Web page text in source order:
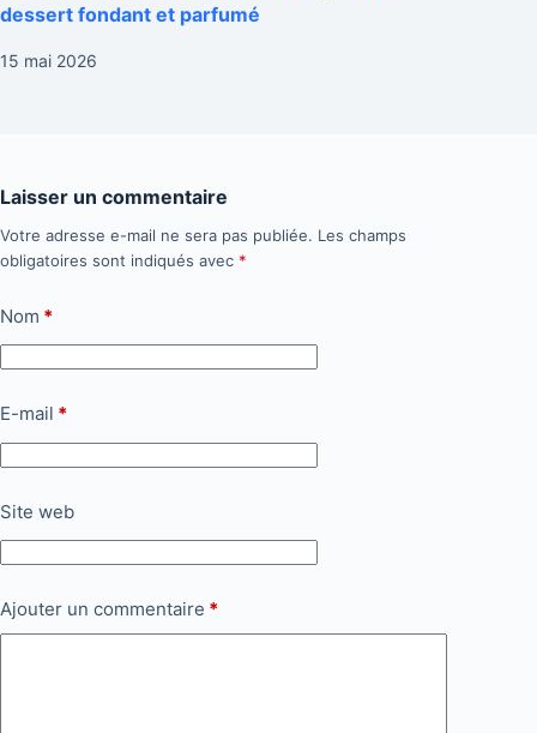
dessert fondant et parfumé
15 mai 2026
Laisser un commentaire
Votre adresse e-mail ne sera pas publiée. Les champs
obligatoires sont indiqués avec *
Nom *
E-mail *
Site web
Ajouter un commentaire *